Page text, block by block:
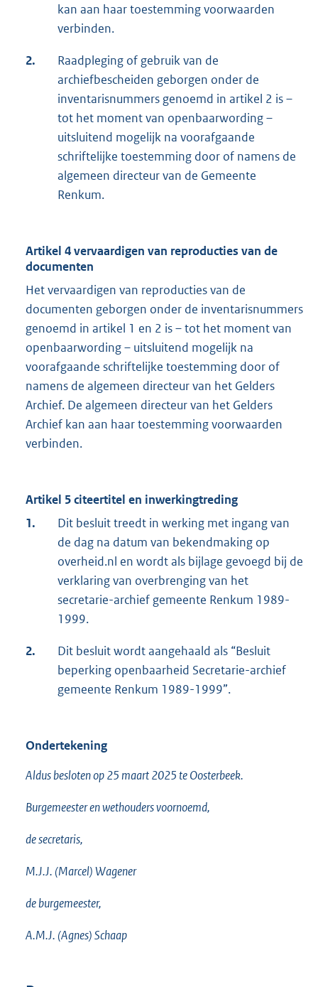
kan aan haar toestemming voorwaarden
verbinden.
2.
Raadpleging of gebruik van de
archiefbescheiden geborgen onder de
inventarisnummers genoemd in artikel 2 is –
tot het moment van openbaarwording –
uitsluitend mogelijk na voorafgaande
schriftelijke toestemming door of namens de
algemeen directeur van de Gemeente
Renkum.
Artikel 4 vervaardigen van reproducties van de
documenten
Het vervaardigen van reproducties van de
documenten geborgen onder de inventarisnummers
genoemd in artikel 1 en 2 is – tot het moment van
openbaarwording – uitsluitend mogelijk na
voorafgaande schriftelijke toestemming door of
namens de algemeen directeur van het Gelders
Archief. De algemeen directeur van het Gelders
Archief kan aan haar toestemming voorwaarden
verbinden.
Artikel 5 citeertitel en inwerkingtreding
1.
Dit besluit treedt in werking met ingang van
de dag na datum van bekendmaking op
overheid.nl en wordt als bijlage gevoegd bij de
verklaring van overbrenging van het
secretarie-archief gemeente Renkum 1989-
1999.
2.
Dit besluit wordt aangehaald als “Besluit
beperking openbaarheid Secretarie-archief
gemeente Renkum 1989-1999”.
Ondertekening
Aldus besloten op 25 maart 2025 te Oosterbeek.
Burgemeester en wethouders voornoemd,
de secretaris,
M.J.J. (Marcel) Wagener
de burgemeester,
A.M.J. (Agnes) Schaap